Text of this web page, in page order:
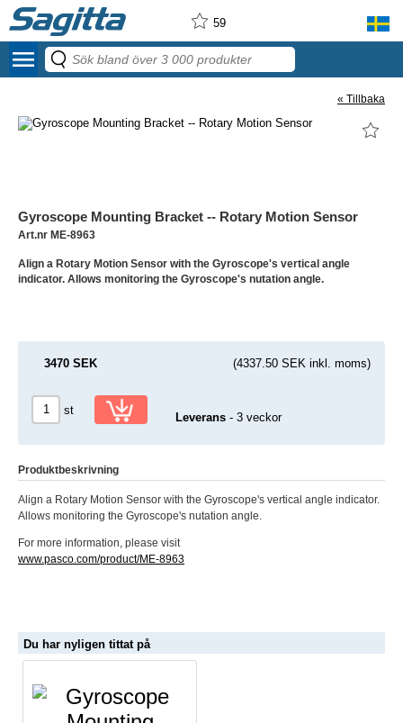
59
menu
« Tillbaka
Gyroscope Mounting Bracket -- Rotary Motion Sensor
Art.nr ME-8963
Align a Rotary Motion Sensor with the Gyroscope's vertical angle
indicator. Allows monitoring the Gyroscope's nutation angle.
3470 SEK (4337.50 SEK inkl. moms)
st
Leverans - 3 veckor
Produktbeskrivning
Align a Rotary Motion Sensor with the Gyroscope's vertical angle indicator.
Allows monitoring the Gyroscope's nutation angle.
For more information, please visit
www.pasco.com/product/ME-8963
Du har nyligen tittat på